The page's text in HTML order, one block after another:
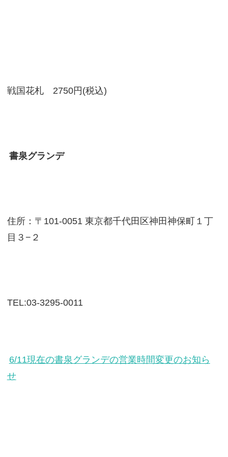
戦国花札 2750円(税込)
書泉グランデ
住所：〒101-0051 東京都千代田区神田神保町１丁
目３−２
TEL:03-3295-0011
6/11現在の書泉グランデの営業時間変更のお知ら
せ